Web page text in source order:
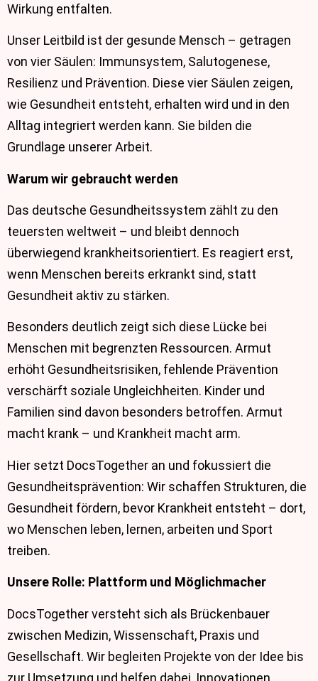
Wirkung entfalten.
Unser Leitbild ist der gesunde Mensch – getragen
von vier Säulen: Immunsystem, Salutogenese,
Resilienz und Prävention. Diese vier Säulen zeigen,
wie Gesundheit entsteht, erhalten wird und in den
Alltag integriert werden kann. Sie bilden die
Grundlage unserer Arbeit.
Warum wir gebraucht werden
Das deutsche Gesundheitssystem zählt zu den
teuersten weltweit – und bleibt dennoch
überwiegend krankheitsorientiert. Es reagiert erst,
wenn Menschen bereits erkrankt sind, statt
Gesundheit aktiv zu stärken.
Besonders deutlich zeigt sich diese Lücke bei
Menschen mit begrenzten Ressourcen. Armut
erhöht Gesundheitsrisiken, fehlende Prävention
verschärft soziale Ungleichheiten. Kinder und
Familien sind davon besonders betroffen. Armut
macht krank – und Krankheit macht arm.
Hier setzt DocsTogether an und fokussiert die
Gesundheitsprävention: Wir schaffen Strukturen, die
Gesundheit fördern, bevor Krankheit entsteht – dort,
wo Menschen leben, lernen, arbeiten und Sport
treiben.
Unsere Rolle: Plattform und Möglichmacher
DocsTogether versteht sich als Brückenbauer
zwischen Medizin, Wissenschaft, Praxis und
Gesellschaft. Wir begleiten Projekte von der Idee bis
zur Umsetzung und helfen dabei, Innovationen